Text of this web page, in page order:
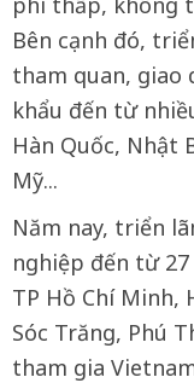
Bên cạnh đó,
tham quan, giao
khẩu đến từ
Hàn Quốc, Nhật
Mỹ...
Năm nay, triển
nghiệp đến từ
TP Hồ Chí Minh,
Sóc Trăng, Phú
tham gia